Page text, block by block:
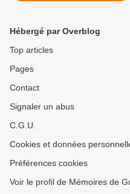
Hébergé par Overblog
Top articles
Pages
Contact
Signaler un abus
C.G.U.
Cookies et données
Préférences cookies
Voir le profil de Mémoires de